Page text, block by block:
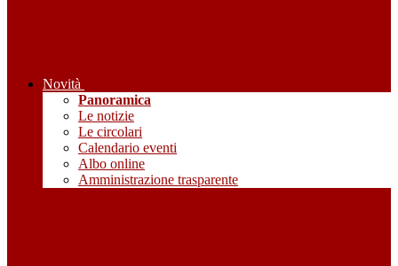
Novità
Panoramica
Le notizie
Le circolari
Calendario eventi
Albo online
Amministrazione trasparente